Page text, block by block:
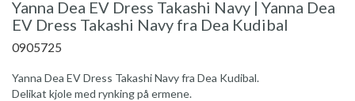
Yanna Dea EV Dress Takashi Navy | Yanna Dea
EV Dress Takashi Navy fra Dea Kudibal
0905725
Yanna Dea EV Dress Takashi Navy fra Dea Kudibal.
Delikat kjole med rynking på ermene.